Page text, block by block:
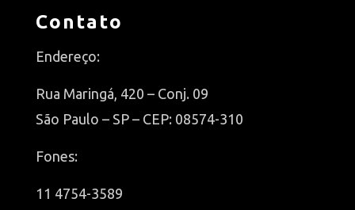
Contato
Endereço:
Rua Maringá, 420 – Conj. 09
São Paulo – SP – CEP: 08574-310
Fones:
11 4754-3589